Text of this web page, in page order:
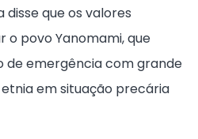
disse que os valores
o povo Yanomami, que
de emergência com grande
em situação precária